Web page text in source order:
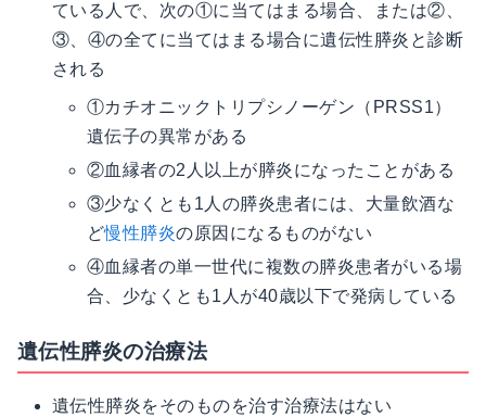
ている人で、次の①に当てはまる場合、または②、
③、④の全てに当てはまる場合に遺伝性膵炎と診断
される
①カチオニックトリプシノーゲン（PRSS1）
遺伝子の異常がある
②血縁者の2人以上が膵炎になったことがある
③少なくとも1人の膵炎患者には、大量飲酒な
ど慢性膵炎の原因になるものがない
④血縁者の単一世代に複数の膵炎患者がいる場
合、少なくとも1人が40歳以下で発病している
遺伝性膵炎の治療法
遺伝性膵炎をそのものを治す治療法はない